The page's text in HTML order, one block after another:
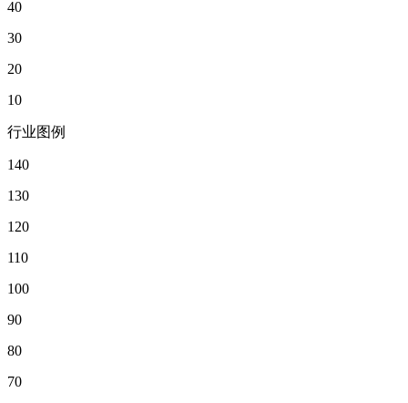
40
30
20
10
行业图例
140
130
120
110
100
90
80
70